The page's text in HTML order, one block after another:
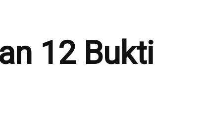
12 Bukti